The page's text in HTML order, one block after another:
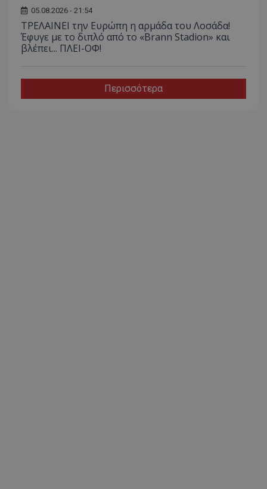
05.08.2026 - 21:54
ΤΡΕΛΑΙΝΕΙ την Ευρώπη η αρμάδα του Λοσάδα!
Έφυγε με το διπλό από το «Brann Stadion» και
βλέπει... ΠΛΕΙ-ΟΦ!
Περισσότερα